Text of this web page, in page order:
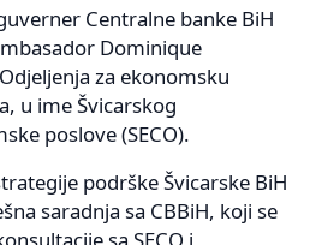
Centralne banke BiH
Dominique
za ekonomsku
u ime Švicarskog
poslove (SECO).
podrške Švicarske BiH
saradnja sa CBBiH, koji se
sa SECO i